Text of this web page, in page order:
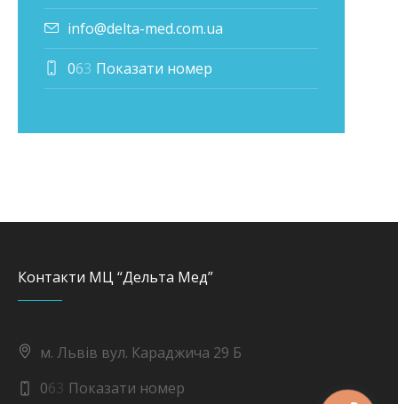
info@delta-med.com.ua
063 Показати номер
Контакти МЦ “Дельта Мед”
м. Львів вул. Караджича 29 Б
063 Показати номер